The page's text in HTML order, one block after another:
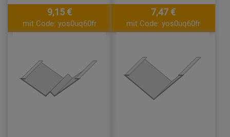
9,15 €
mit Code: yos0uq60fr
7,47 €
mit Code: yos0uq60fr